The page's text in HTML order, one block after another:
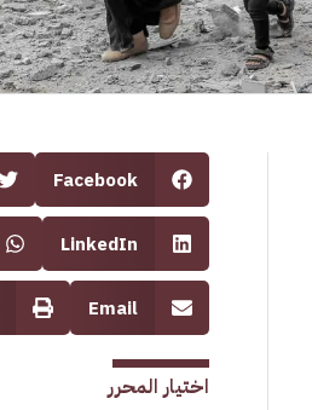
Facebook
LinkedIn
Email
اختيار المحرر